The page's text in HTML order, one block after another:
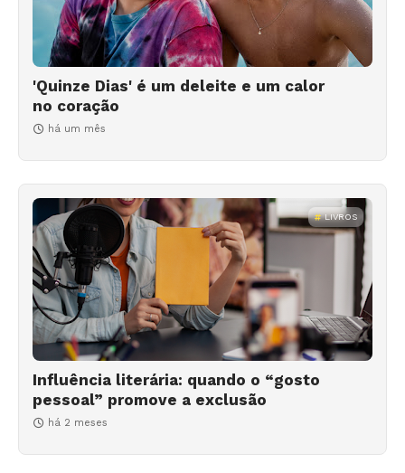
'Quinze Dias' é um deleite e um calor
no coração
há um mês
LIVROS
Influência literária: quando o “gosto
pessoal” promove a exclusão
há 2 meses